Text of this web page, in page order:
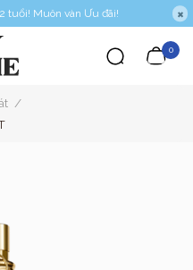
tuổi! Muôn vàn Ưu đãi!
0
/